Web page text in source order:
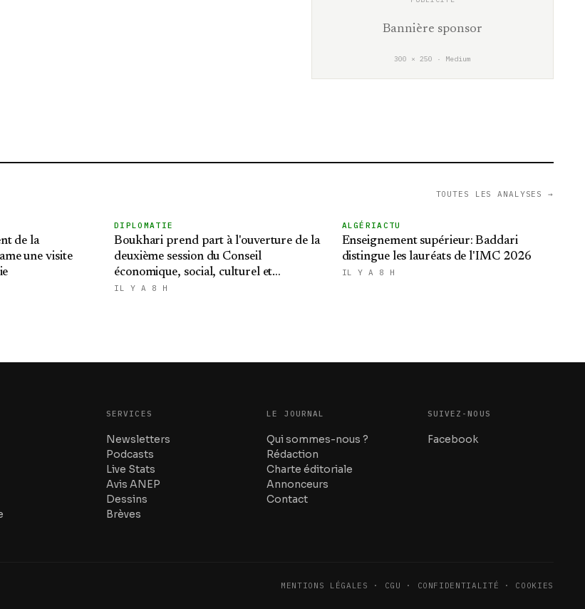
Bannière sponsor
300 × 250 · Medium
TOUTES LES ANALYSES →
de la
une visite
DIPLOMATIE
Boukhari prend part à l'ouverture de la
deuxième session du Conseil
économique, social, culturel et
environnemental tchadien
IL Y A 8 H
ALGÉRIACTU
Enseignement supérieur: Baddari
distingue les lauréats de l'IMC 2026
IL Y A 8 H
SERVICES
Newsletters
Podcasts
Live Stats
Avis ANEP
Dessins
Brèves
LE JOURNAL
Qui sommes-nous ?
Rédaction
Charte éditoriale
Annonceurs
Contact
SUIVEZ-NOUS
Facebook
MENTIONS LÉGALES · CGU · CONFIDENTIALITÉ · COOKIES